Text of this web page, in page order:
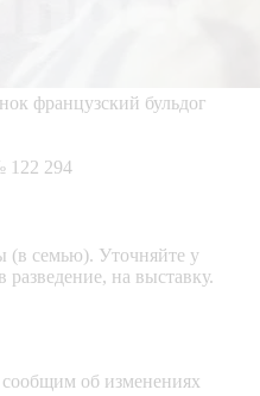
122 294
(в семью). Уточняйте у
на выставку.
об изменениях